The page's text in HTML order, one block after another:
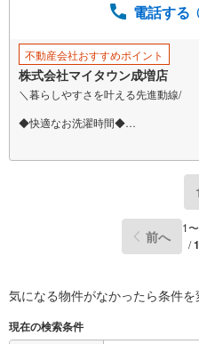
電話する
不動産会社おすすめポイント
株式会社マイタウン成増店
＼暮らしやすさを叶える先進動線/
◆快適なお洗濯時間◆
ガス乾燥機「乾太くん」×リネン収
雨の日も、忙しい夜も、毎日の手間
下がり天井と間接照明が美しい18帖
壁面には調湿・脱臭機能を持つ「エ
◆ゆとりの朝を創る充実設備◆
◆安心と快適を守る構造◆
耐震・耐火・遮音性に優れた「へー
冷暖房効率を高め、リモートワーク
前へ 1〜
/1
気になる物件がなかったら条件を
現在の検索条件